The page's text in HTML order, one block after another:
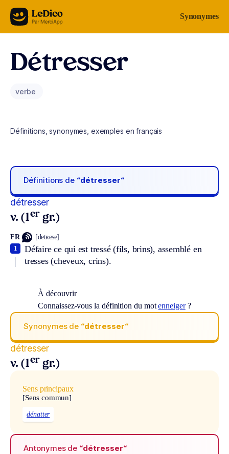
Aller au contenu Synonymes
Détresser
verbe
Définitions, synonymes, exemples en français
Définitions de “détresser“
détresser
v. (1er gr.)
FR [detʀese]
Défaire ce qui est tressé (fils, brins), assemblé en
tresses (cheveux, crins).
1
À découvrir
Connaissez-vous la définition du motenneiger?
Synonymes de “détresser“
détresser
v. (1er gr.)
Sens principaux
[Sens commun]
dénatter
Antonymes de “détresser“